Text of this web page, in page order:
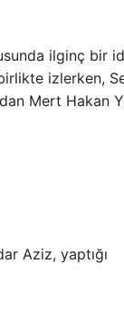
ilginç bir
izlerken,
Mert Hakan
Aziz, yaptığı